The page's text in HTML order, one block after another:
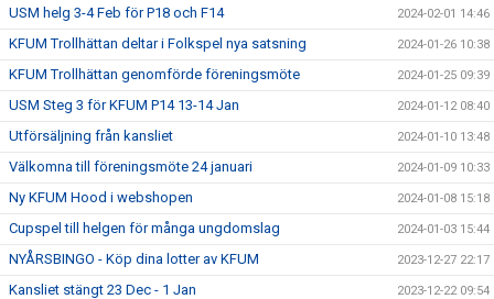
USM helg 3-4 Feb för P18 och F14 2024-02-01 14:46
KFUM Trollhättan deltar i Folkspel nya satsning 2024-01-26 10:38
KFUM Trollhättan genomförde föreningsmöte 2024-01-25 09:39
USM Steg 3 för KFUM P14 13-14 Jan 2024-01-12 08:40
Utförsäljning från kansliet 2024-01-10 13:48
Välkomna till föreningsmöte 24 januari 2024-01-09 10:33
Ny KFUM Hood i webshopen 2024-01-08 15:18
Cupspel till helgen för många ungdomslag 2024-01-03 15:44
NYÅRSBINGO - Köp dina lotter av KFUM 2023-12-27 22:17
Kansliet stängt 23 Dec - 1 Jan 2023-12-22 09:54